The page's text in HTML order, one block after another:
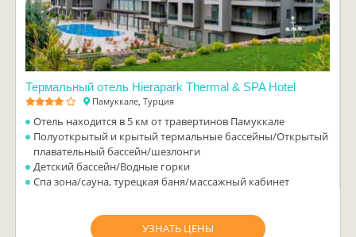
Термальный отель Hierapark Thermal & SPA Hotel
Памуккале, Турция
Отель находится в 5 км от травертинов Памуккале
Полуоткрытый и крытый термальные бассейны/Открытый
плавательный бассейн/шезлонги
Детский бассейн/Водные горки
Спа зона/сауна, турецкая баня/массажный кабинет
УЗНАТЬ ЦЕНЫ